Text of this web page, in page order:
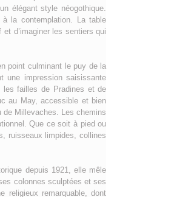
élégant style néogothique.
la contemplation. La table
d’imaginer les sentiers qui
point culminant le puy de la
une impression saisissante
les failles de Pradines et de
au May, accessible et bien
de Millevaches. Les chemins
Que ce soit à pied ou
ruisseaux limpides, collines
depuis 1921, elle mêle
colonnes sculptées et ses
religieux remarquable, dont